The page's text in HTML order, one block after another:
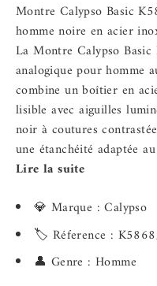
Montre Calypso Basic
homme noire en acier
La Montre Calypso Basic
analogique pour homme
combine un boîtier en
lisible avec aiguilles
noir à coutures
une étanchéité adaptée
Lire la suite
💎 Marque : Calypso
🏷️ Réference :
👤 Genre : Homme